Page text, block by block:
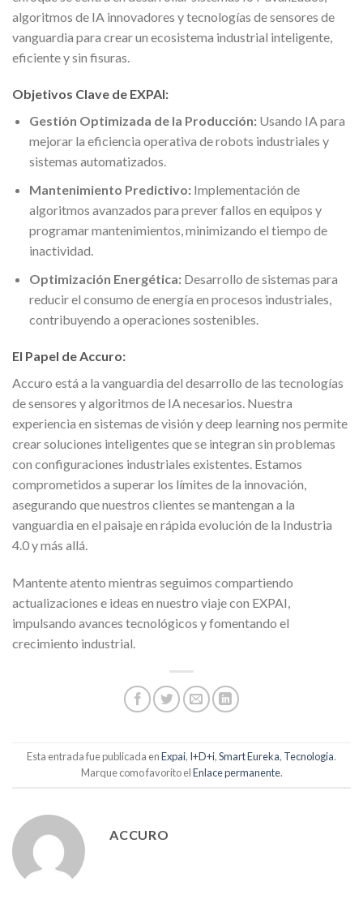
algoritmos de IA innovadores y tecnologías de sensores de
vanguardia para crear un ecosistema industrial inteligente,
eficiente y sin fisuras.
Objetivos Clave de EXPAI:
Gestión Optimizada de la Producción:Usando IA para
mejorar la eficiencia operativa de robots industriales y
sistemas automatizados.
Mantenimiento Predictivo:Implementación de
algoritmos avanzados para prever fallos en equipos y
programar mantenimientos, minimizando el tiempo de
inactividad.
Optimización Energética:Desarrollo de sistemas para
reducir el consumo de energía en procesos industriales,
contribuyendo a operaciones sostenibles.
El Papel de Accuro:
Accuro está a la vanguardia del desarrollo de las tecnologías
de sensores y algoritmos de IA necesarios. Nuestra
experiencia en sistemas de visión y deep learning nos permite
crear soluciones inteligentes que se integran sin problemas
con configuraciones industriales existentes. Estamos
comprometidos a superar los límites de la innovación,
asegurando que nuestros clientes se mantengan a la
vanguardia en el paisaje en rápida evolución de la Industria
4.0 y más allá.
Mantente atento mientras seguimos compartiendo
actualizaciones e ideas en nuestro viaje con EXPAI,
impulsando avances tecnológicos y fomentando el
crecimiento industrial.
Esta entrada fue publicada enExpai, I+D+i,Smart Eureka, Tecnologia.
Marque como favorito elEnlace permanente.
ACCURO